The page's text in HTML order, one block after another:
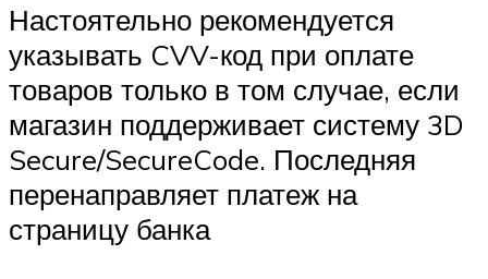
Настоятельно рекомендуется
указывать CVV-код при оплате
товаров только в том случае, если
магазин поддерживает систему 3D
Secure/SecureCode. Последняя
перенаправляет платеж на
страницу банка